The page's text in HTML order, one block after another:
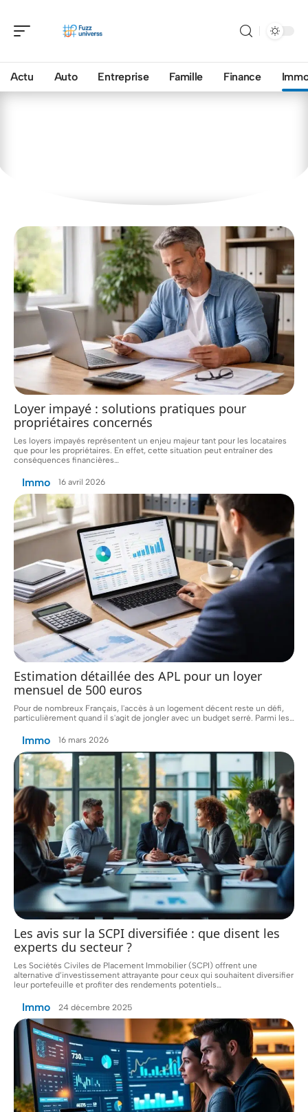
Actu Auto Entreprise Famille Finance
Loyer impayé : solutions pratiques pour
propriétaires concernés
Les loyers impayés représentent un enjeu majeur tant pour les locataires
que pour les propriétaires. En effet, cette situation peut entraîner des
conséquences financières
Immo 16 avril 2026
Estimation détaillée des APL pour un loyer
mensuel de 500 euros
Pour de nombreux Français, l'accès à un logement décent reste un défi,
particulièrement quand il s'agit de jongler avec un budget serré. Parmi les
Immo 16 mars 2026
Les avis sur la SCPI diversifiée : que disent les
experts du secteur ?
Les Sociétés Civiles de Placement Immobilier (SCPI) offrent une
alternative d’investissement attrayante pour ceux qui souhaitent diversifier
leur portefeuille et profiter des rendements potentiels…
Immo 24 décembre 2025